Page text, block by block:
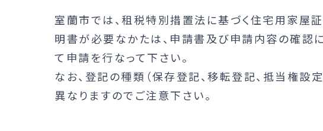
室蘭市では、租税特別措置法に基づく住宅用家屋
明書が必要なかたは、申請書及び申請内容の確認
て申請を行なって下さい。
なお、登記の種類（保存登記、移転登記、抵当権設
異なりますのでご注意下さい。